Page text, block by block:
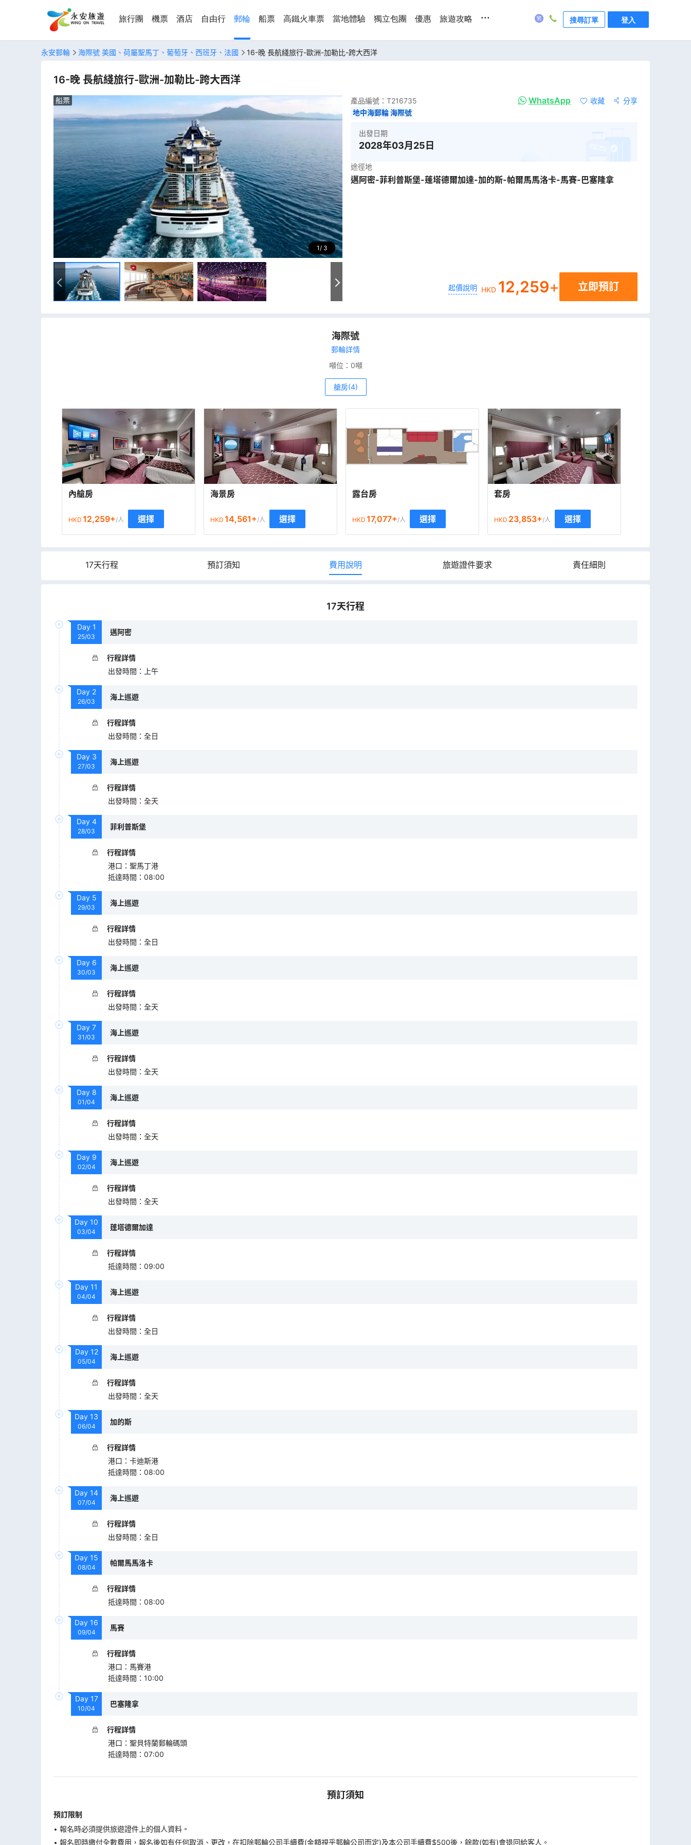
旅行團 機票 酒店 自由行 郵輪 船票 高鐵火車票 當地體驗 獨立包團 優惠 旅遊攻略 ... 搜尋訂單 登入
永安郵輪 海際號 美國、荷屬聖馬丁、葡萄牙、西班牙、法國 16-晚 長航綫旅行-歐洲-加勒比-跨大西洋
16-晚 長航綫旅行-歐洲-加勒比-跨大西洋
1 3
船票 產品編號： T216735 WhatsApp 收藏
分享
地中海郵輪 海際號
出發日期
2028年03月25日
途徑地
邁阿密-菲利普斯堡-蓬塔德爾加達-加的斯-帕爾馬馬洛卡-馬賽-巴塞隆拿
起價說明 HKD 12,259+ 立即預訂
海際號
郵輪詳情
噸位： 0噸
艙房(4)
內艙房
HKD 12,259+/人 選擇
海景房
HKD 14,561+/人 選擇
露台房
HKD 17,077+/人 選擇
套房
HKD 23,853+/人 選擇
17天行程 預訂須知 費用說明 旅遊證件要求 責任細則
17天行程
Day 1
25/03
邁阿密
行程詳情
出發時間 ： 上午
Day 2
26/03
海上巡遊
行程詳情
出發時間 ： 全日
Day 3
27/03
海上巡遊
行程詳情
出發時間 ： 全天
Day 4
28/03
菲利普斯堡
行程詳情
港口 ： 聖馬丁港
抵達時間 ： 08:00
Day 5
29/03
海上巡遊
行程詳情
出發時間 ： 全日
Day 6
30/03
海上巡遊
行程詳情
出發時間 ： 全天
Day 7
31/03
海上巡遊
行程詳情
出發時間 ： 全天
Day 8
01/04
海上巡遊
行程詳情
出發時間 ： 全天
Day 9
02/04
海上巡遊
行程詳情
出發時間 ： 全天
Day 10
03/04
蓬塔德爾加達
行程詳情
抵達時間 ： 09:00
Day 11
04/04
海上巡遊
行程詳情
出發時間 ： 全日
Day 12
05/04
海上巡遊
行程詳情
出發時間 ： 全天
Day 13
06/04
加的斯
行程詳情
港口 ： 卡迪斯港
抵達時間 ： 08:00
Day 14
07/04
海上巡遊
行程詳情
出發時間 ： 全日
Day 15
08/04
帕爾馬馬洛卡
行程詳情
抵達時間 ： 08:00
Day 16
09/04
馬賽
行程詳情
港口 ： 馬賽港
抵達時間 ： 10:00
Day 17
10/04
巴塞隆拿
行程詳情
港口 ： 聖貝特蘭郵輪碼頭
抵達時間 ： 07:00
預訂須知
預訂限制
報名時必須提供旅遊證件上的個人資料。
報名即時繳付全數費用，報名後如有任何取消、更改，在扣除郵輪公司手續費(金額視乎郵輪公司而定)及本公司手續費$500後，餘款(如有)會退回給客人。